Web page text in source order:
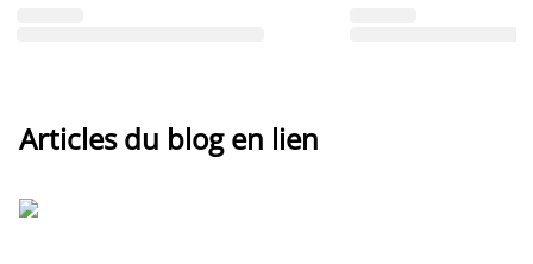
Articles du blog en lien